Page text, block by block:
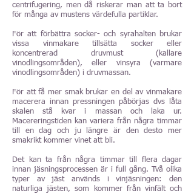
centrifugering, men då riskerar man att ta bort
för många av mustens värdefulla partiklar.
För att förbättra socker- och syrahalten brukar
vissa vinmakare tillsätta socker eller
koncentrerad druvmust (kallare
vinodlingsområden), eller vinsyra (varmare
vinodlingsområden) i druvmassan.
För att få mer smak brukar en del av vinmakare
macerera innan pressningen påbörjas dvs låta
skalen stå kvar i massan och laka ur.
Macereringstiden kan variera från några timmar
till en dag och ju längre är den desto mer
smakrikt kommer vinet att bli.
Det kan ta från några timmar till flera dagar
innan jäsningsprocessen är i full gång. Två olika
typer av jäst används i vinjäsningen: den
naturliga jästen, som kommer från vinfält och